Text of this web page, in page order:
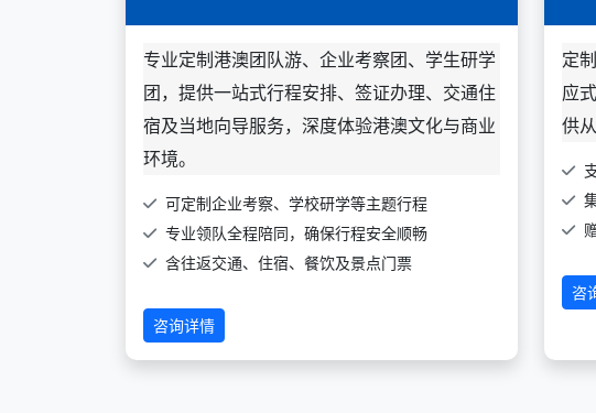
专业定制港澳团队游、企业考察团、学生研学
团，提供一站式行程安排、签证办理、交通住
宿及当地向导服务，深度体验港澳文化与商业
环境。
可定制企业考察、学校研学等主题行程
专业领队全程陪同，确保行程安全顺畅
含往返交通、住宿、餐饮及景点门票
咨询详情
定
应
供
咨